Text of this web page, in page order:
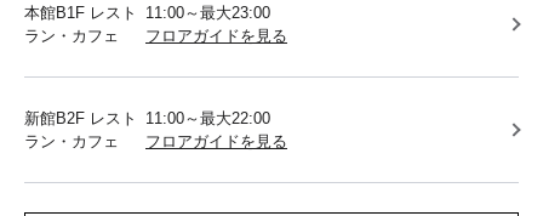
本館B1F レスト
ラン・カフェ
11:00～最大23:00
フロアガイドを見る
新館B2F レスト
ラン・カフェ
11:00～最大22:00
フロアガイドを見る